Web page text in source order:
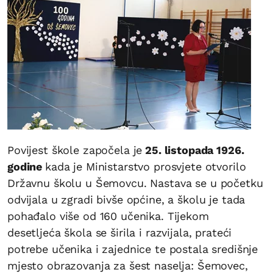
Povijest škole započela je 25. listopada 1926.
godine kada je Ministarstvo prosvjete otvorilo
Državnu školu u Šemovcu. Nastava se u početku
odvijala u zgradi bivše općine, a školu je tada
pohađalo više od 160 učenika. Tijekom
desetljeća škola se širila i razvijala, prateći
potrebe učenika i zajednice te postala središnje
mjesto obrazovanja za šest naselja: Šemovec,